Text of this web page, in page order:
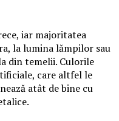
iar majoritatea
la lumina lămpilor sau
din temelii. Culorile
care altfel le
atât de bine cu